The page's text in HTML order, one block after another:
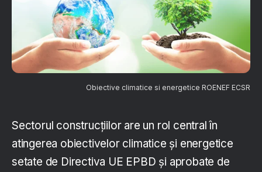
Obiective climatice si energetice ROENEF ECSR
Sectorul construcțiilor are un rol central în
atingerea obiectivelor climatice și energetice
setate de Directiva UE EPBD și aprobate de